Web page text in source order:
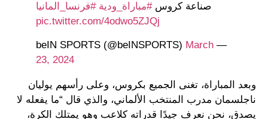
صناعة كروس#مباراة_ودية #فرنسا_المانيا
pic.twitter.com/4odwo5ZJQj
— beIN SPORTS (@beINSPORTS)
March
23, 2024
وبعد المباراة، تغنى الجميع بكروس، وعلى رأسهم يوليان
ناجلسمان مدرب المنتخب الألماني، والذي قال “ما يفعله لا
يصدق، نحن نعرف جيدًا قدراته كلاعب وهو يمتلك الكرة،